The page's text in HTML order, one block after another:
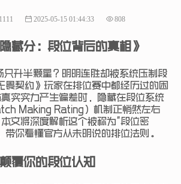
2025-05-15 01:44:33 808
藏分：段位背后的真相》
升半颗星？明明连胜却被系统压制段
畏契约》玩家在排位赛中都经历过的困
实实力产生偏差时，隐藏在段位系统
Making Rating）机制正悄然左右
文将深度解析这个被称为"段位密
你看懂官方从未明说的排位法则。
覆你的段位认知